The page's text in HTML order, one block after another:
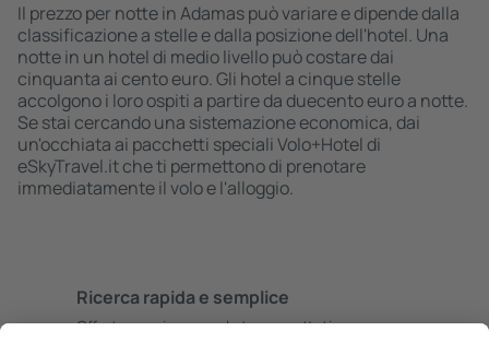
Il prezzo per notte in Adamas può variare e dipende dalla
classificazione a stelle e dalla posizione dell'hotel. Una
notte in un hotel di medio livello può costare dai
cinquanta ai cento euro. Gli hotel a cinque stelle
accolgono i loro ospiti a partire da duecento euro a notte.
Se stai cercando una sistemazione economica, dai
un'occhiata ai pacchetti speciali Volo+Hotel di
eSkyTravel.it che ti permettono di prenotare
immediatamente il volo e l'alloggio.
Ricerca rapida e semplice
Offerta su misura per le tue aspettative.